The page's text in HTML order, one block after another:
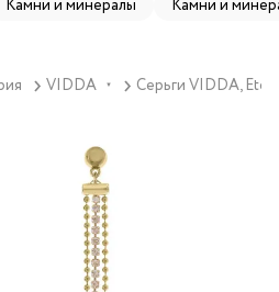
Камни и минералы Камни и
VIDDA ▼ Серьги VIDDA,